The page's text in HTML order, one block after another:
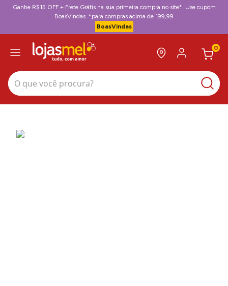
Ganhe R$15 OFF + Frete Grátis na sua primeira compra no site*. Use cupom
BoasVindas. *para compras acima de 199,99
BoasVindas
0
O que você procura?